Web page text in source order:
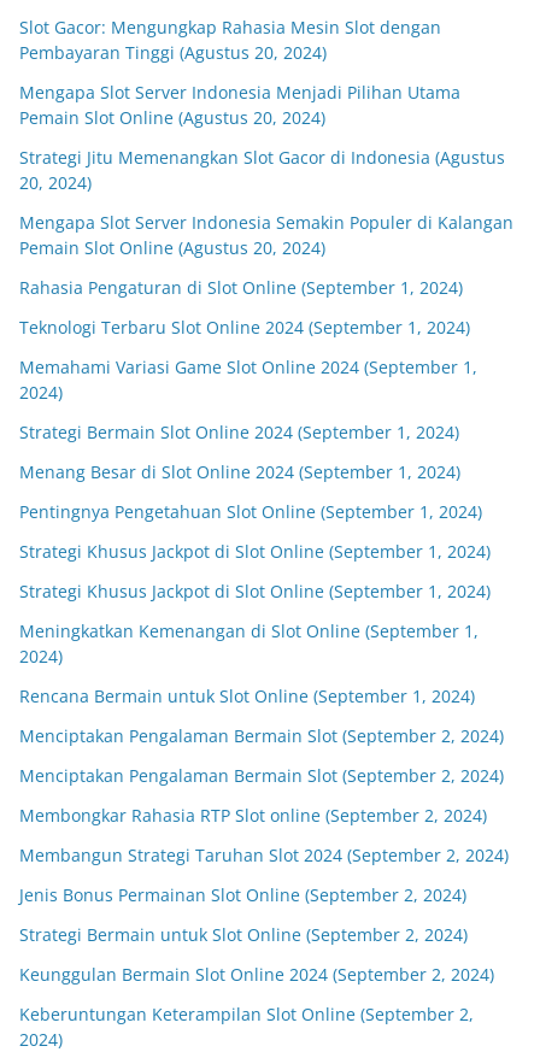
Slot Gacor: Mengungkap Rahasia Mesin Slot dengan
Pembayaran Tinggi (Agustus 20, 2024)
Mengapa Slot Server Indonesia Menjadi Pilihan Utama
Pemain Slot Online (Agustus 20, 2024)
Strategi Jitu Memenangkan Slot Gacor di Indonesia (Agustus
20, 2024)
Mengapa Slot Server Indonesia Semakin Populer di Kalangan
Pemain Slot Online (Agustus 20, 2024)
Rahasia Pengaturan di Slot Online (September 1, 2024)
Teknologi Terbaru Slot Online 2024 (September 1, 2024)
Memahami Variasi Game Slot Online 2024 (September 1,
2024)
Strategi Bermain Slot Online 2024 (September 1, 2024)
Menang Besar di Slot Online 2024 (September 1, 2024)
Pentingnya Pengetahuan Slot Online (September 1, 2024)
Strategi Khusus Jackpot di Slot Online (September 1, 2024)
Strategi Khusus Jackpot di Slot Online (September 1, 2024)
Meningkatkan Kemenangan di Slot Online (September 1,
2024)
Rencana Bermain untuk Slot Online (September 1, 2024)
Menciptakan Pengalaman Bermain Slot (September 2, 2024)
Menciptakan Pengalaman Bermain Slot (September 2, 2024)
Membongkar Rahasia RTP Slot online (September 2, 2024)
Membangun Strategi Taruhan Slot 2024 (September 2, 2024)
Jenis Bonus Permainan Slot Online (September 2, 2024)
Strategi Bermain untuk Slot Online (September 2, 2024)
Keunggulan Bermain Slot Online 2024 (September 2, 2024)
Keberuntungan Keterampilan Slot Online (September 2,
2024)